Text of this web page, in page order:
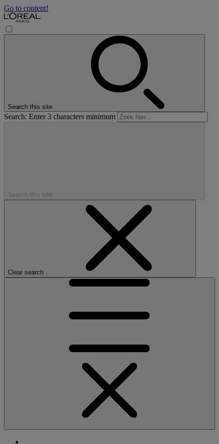
Go to content!
Search this site
Search: Enter 3 characters minimum
Search this site
Clear search